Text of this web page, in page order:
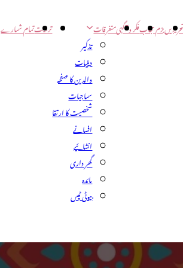
بزم حجابفکر و آگہیمتفرقات
تذکیر
دینیات
والدین کا صفحہ
سماجیات
شخصیت کا ارتقا
افسانے
انشائیے
گھر داری
مائدہ
بیوٹی ٹپس
تربیتتمام شمارے